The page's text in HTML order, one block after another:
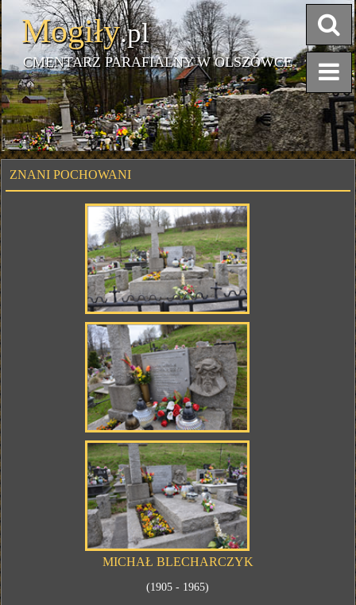
Mogiły.pl
CMENTARZ PARAFIALNY W OLSZÓWCE
ZNANI POCHOWANI
MICHAŁ BLECHARCZYK
(1905 - 1965)